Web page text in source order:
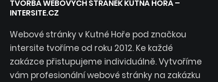
TVORBA WEBOVÝCH STRÁNEK KUTNÁ HORA –
INTERSITE.CZ
Webové stránky v Kutné Hoře pod značkou
intersite tvoříme od roku 2012. Ke každé
zakázce přistupujeme individuálně. Vytvoříme
vám profesionální webové stránky na zakázku